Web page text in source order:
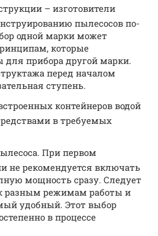
– изготовители
пылесосов по-
одной марки может
которые
прибора другой марки.
перед началом
ступень.
контейнеров водой
в требуемых
При первом
не рекомендуется включать
мощность сразу. Следует
разным режимам работы и
удобный. Этот выбор
в процессе